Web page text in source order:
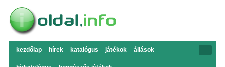
kezdőlap hírek katalógus játékok állások